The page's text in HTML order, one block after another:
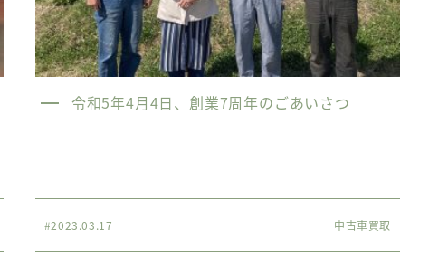
令和5年4月4日、創業7周年のごあいさつ
#2023.03.17 中古車買取